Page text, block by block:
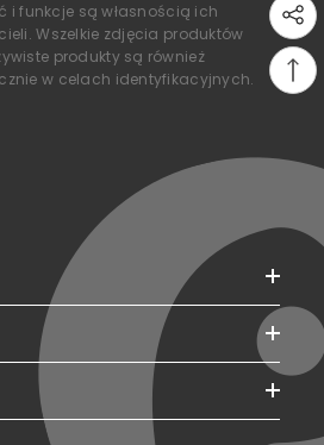
i funkcje są własnością ich
Wszelkie zdjęcia produktów
produkty są również
w celach identyfikacyjnych.